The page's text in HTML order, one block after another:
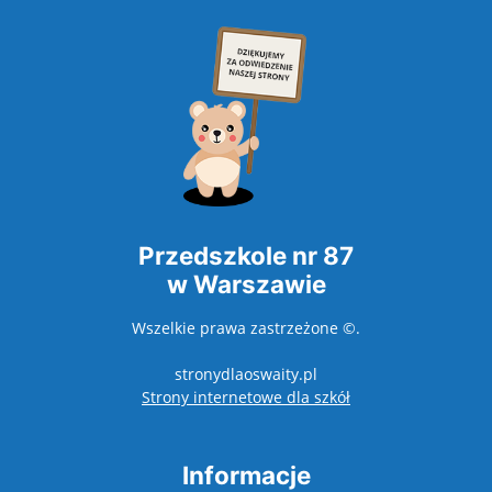
Przedszkole nr 87
w Warszawie
Wszelkie prawa zastrzeżone ©.
stronydlaoswaity.pl
Strony internetowe dla szkółotwiera się w
Informacje